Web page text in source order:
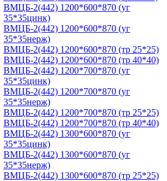
ВМЦБ-2(442) 1200*600*870 (уг
35*35цинк)
ВМЦБ-2(442) 1200*600*870 (уг
35*35нерж)
ВМЦБ-2(442) 1200*600*870 (тр 25*25)
ВМЦБ-2(442) 1200*600*870 (тр 40*40)
ВМЦБ-2(442) 1200*700*870 (уг
35*35цинк)
ВМЦБ-2(442) 1200*700*870 (уг
35*35нерж)
ВМЦБ-2(442) 1200*700*870 (тр 25*25)
ВМЦБ-2(442) 1200*700*870 (тр 40*40)
ВМЦБ-2(442) 1300*600*870 (уг
35*35цинк)
ВМЦБ-2(442) 1300*600*870 (уг
35*35нерж)
ВМЦБ-2(442) 1300*600*870 (тр 25*25)